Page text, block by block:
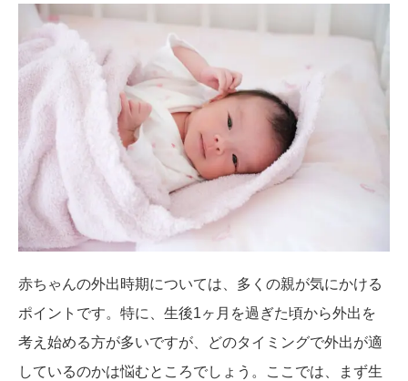
赤ちゃんの外出時期については、多くの親が気にかける
ポイントです。特に、生後1ヶ月を過ぎた頃から外出を
考え始める方が多いですが、どのタイミングで外出が適
しているのかは悩むところでしょう。ここでは、まず生